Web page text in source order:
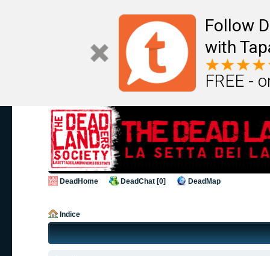
Follow
with
FREE -
DeadHome DeadChat [0] DeadMap
Indice